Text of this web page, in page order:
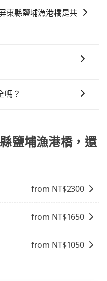
黃了，彰化縣少部分小
地人便漫天喊價或恣意
負擔160元車資，而且更
50%的交通費用。
車最令人詬病的就是車
乘客遺留的垃圾或者撞
還車時卻偏偏找不到停
際可停靠的地點與你的
東縣的計程車更難叫，
議事先做好規劃。再加上
，tripool都是你從彰化
前一趟車嚴重耽誤，
待的時間。
或地址，三秒內即可查
客資料與線上刷卡，訂
晚八點透過SMS和
點前仍會收單，最遲如
東縣鹽埔漁港橋是共
如需專車接送，車內除
順路為優先，載客數也
們致力於提供安全、舒
嗎？
更重視。
鹽埔漁港橋，還
from NT$2300
from NT$1650
from NT$1050